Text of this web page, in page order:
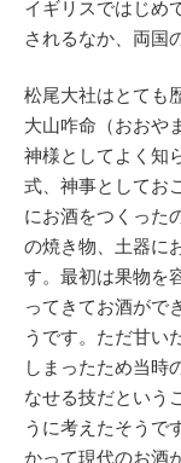
イギリスではじめ
されるなか、両国
松尾大社はとても
大山咋命（おおや
神様としてよく知
式、神事としてお
にお酒をつくった
の焼き物、土器に
す。最初は果物を
ってきてお酒がで
うです。ただ甘い
しまったため当時
なせる技だという
うに考えたそうで
かって現代のお酒